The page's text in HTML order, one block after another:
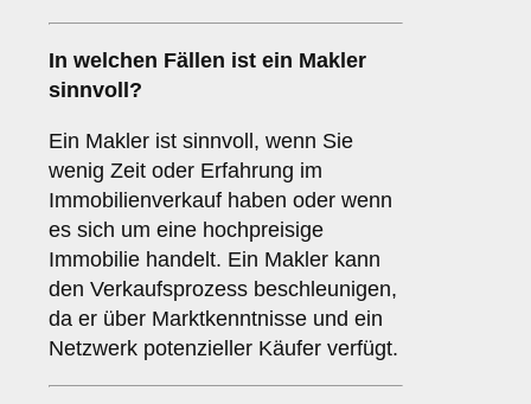
In welchen Fällen ist ein Makler
sinnvoll?
Ein Makler ist sinnvoll, wenn Sie
wenig Zeit oder Erfahrung im
Immobilienverkauf haben oder wenn
es sich um eine hochpreisige
Immobilie handelt. Ein Makler kann
den Verkaufsprozess beschleunigen,
da er über Marktkenntnisse und ein
Netzwerk potenzieller Käufer verfügt.